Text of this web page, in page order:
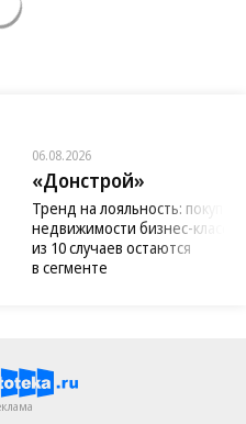
06.08.2026
«Донстрой»
Тренд на лояльность:
недвижимости бизнес-класса
из 10 случаев остаются
в сегменте